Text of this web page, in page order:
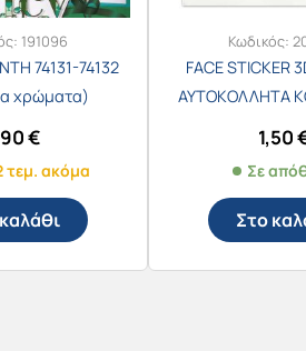
191096
74131-74132
χρώματα)
€
τεμ. ακόμα
Κωδικός:
FACE STICKER
ΑΥΤΟΚΟΛΛΗΤΑ
1,50
Σε
Στο